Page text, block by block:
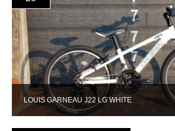
LOUIS GARNEAU J22 LG WHITE